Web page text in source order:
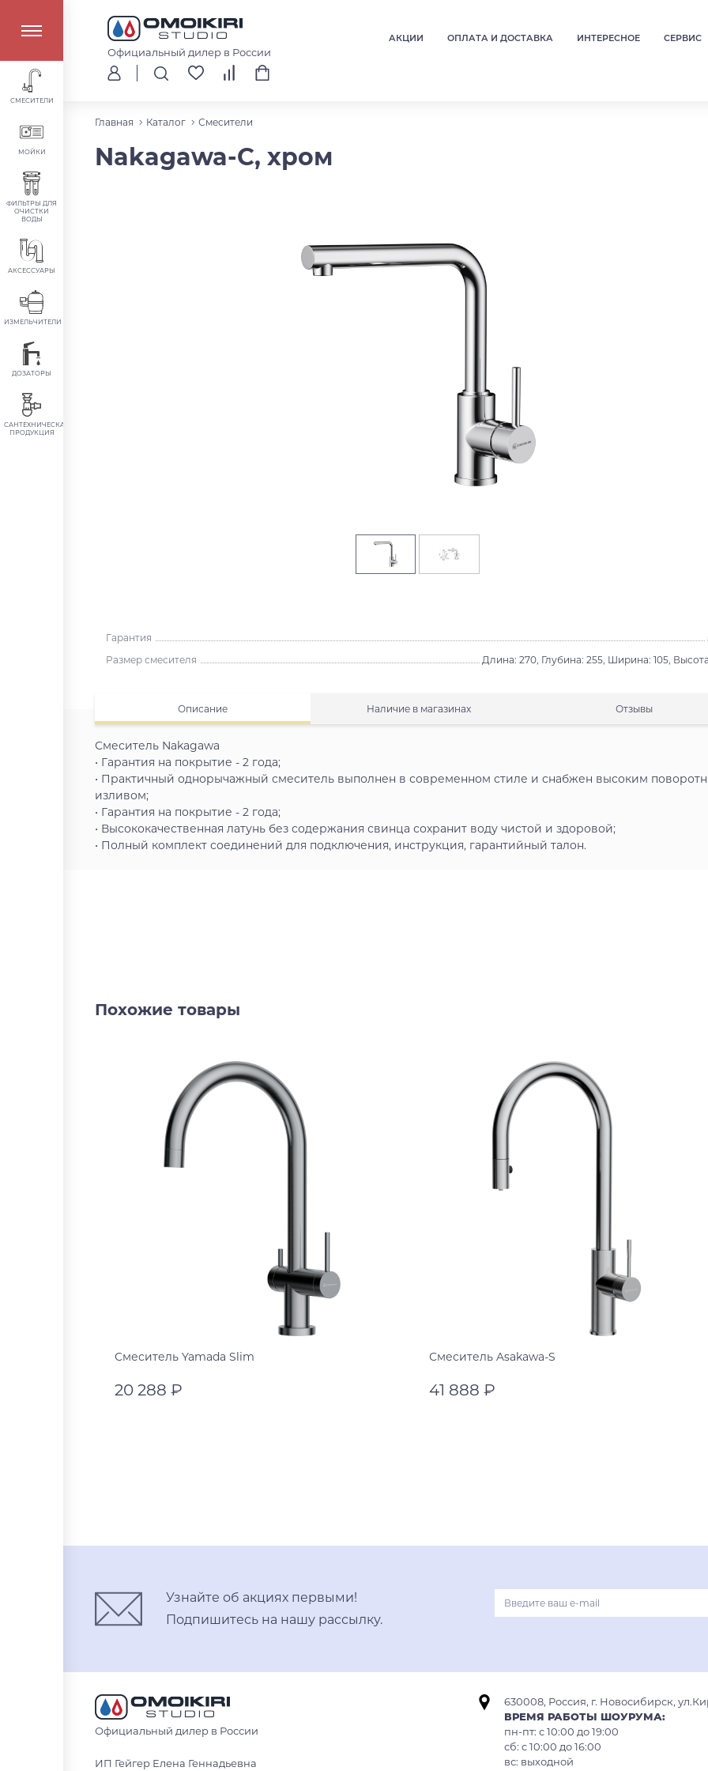
Официальный дилер в России
АКЦИИ ОПЛАТА И ДОСТАВКА ИНТЕРЕСНОЕ СЕРВИС
СМЕСИТЕЛИ
МОЙКИ
ФИЛЬТРЫ ДЛЯ
ОЧИСТКИ
ВОДЫ
АКСЕССУАРЫ
ИЗМЕЛЬЧИТЕЛИ
ДОЗАТОРЫ
САНТЕХНИЧЕСКАЯ
ПРОДУКЦИЯ
Главная Каталог Смесители
Nakagawa-C, хром
Гарантия
Размер смесителя
Длина: 270, Глубина: 255, Ширина: 105,
Описание Наличие в магазинах Отзывы
Смеситель Nakagawa
• Гарантия на покрытие - 2 года;
• Практичный однорычажный смеситель выполнен в современном стиле и снабжен высоким
изливом;
• Гарантия на покрытие - 2 года;
• Высококачественная латунь без содержания свинца сохранит воду чистой и здоровой;
• Полный комплект соединений для подключения, инструкция, гарантийный талон.
Похожие товары
Смеситель Yamada Slim
20 288 ₽
Смеситель Asakawa-S
41 888 ₽
Узнайте об акциях первыми!
Подпишитесь на нашу рассылку.
Официальный дилер в России
ИП Гейгер Елена Геннадьевна
630008, Россия, г. Новосибирск,
ВРЕМЯ РАБОТЫ ШОУРУМА:
пн-пт: с 10:00 до 19:00
сб: c 10:00 до 16:00
вс: выходной